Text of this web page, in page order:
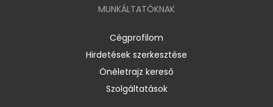
MUNKÁLTATÓKNAK
Cégprofilom
Hirdetések szerkesztése
Önéletrajz kereső
Szolgáltatások